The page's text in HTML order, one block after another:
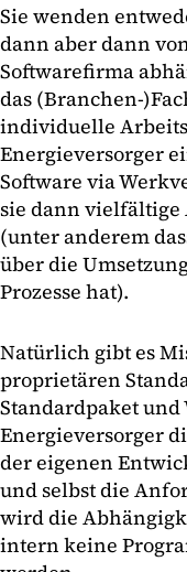
Sie wenden
dann aber dann
Softwarefirma
das (Branchen-
individuelle
Energieversorger
Software via
sie dann
(unter anderem
über die
Prozesse hat).
Natürlich gibt es
proprietären
Standardpaket
Energieversorger
der eigenen
und selbst die
wird die
intern keine